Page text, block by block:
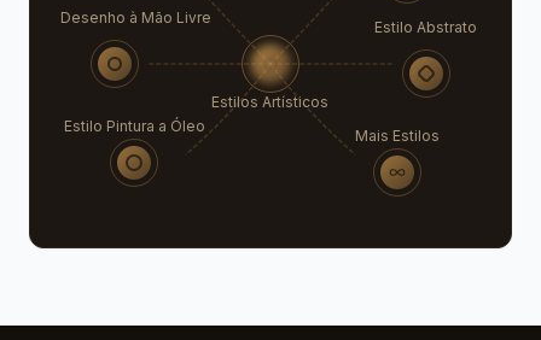
Estilos Artísticos
Estilo Abstrato
Mais Estilos
Estilo Pintura a Óleo
Estilo Desenho à Mão Livre